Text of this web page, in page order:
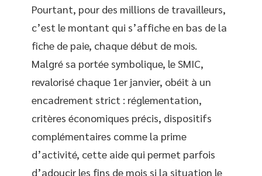
Pourtant, pour des millions de travailleurs,
c’est le montant qui s’affiche en bas de la
fiche de paie, chaque début de mois.
Malgré sa portée symbolique, le SMIC,
revalorisé chaque 1er janvier, obéit à un
encadrement strict : réglementation,
critères économiques précis, dispositifs
complémentaires comme la prime
d’activité, cette aide qui permet parfois
d’adoucir les fins de mois si la situation le